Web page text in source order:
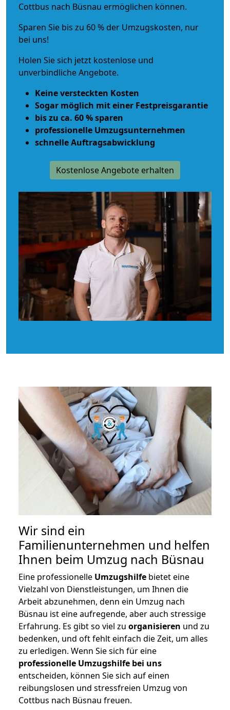
Cottbus nach Büsnau ermöglichen können.
Sparen Sie bis zu 60 % der Umzugskosten, nur
bei uns!
Holen Sie sich jetzt kostenlose und
unverbindliche Angebote.
Keine versteckten Kosten
Sogar möglich mit einer Festpreisgarantie
bis zu ca. 60 % sparen
professionelle Umzugsunternehmen
schnelle Auftragsabwicklung
Kostenlose Angebote erhalten
Wir sind ein
Familienunternehmen und helfen
Ihnen beim Umzug nach Büsnau
Eine professionelle Umzugshilfe bietet eine
Vielzahl von Dienstleistungen, um Ihnen die
Arbeit abzunehmen, denn ein Umzug nach
Büsnau ist eine aufregende, aber auch stressige
Erfahrung. Es gibt so viel zu organisieren und zu
bedenken, und oft fehlt einfach die Zeit, um alles
zu erledigen. Wenn Sie sich für eine
professionelle Umzugshilfe bei uns
entscheiden, können Sie sich auf einen
reibungslosen und stressfreien Umzug von
Cottbus nach Büsnau freuen.